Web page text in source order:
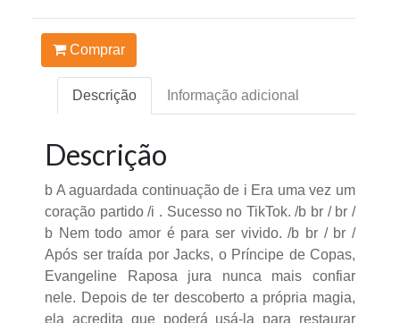
Comprar
Descrição Informação adicional
Descrição
b A aguardada continuação de i Era uma vez um
coração partido /i . Sucesso no TikTok. /b br / br /
b Nem todo amor é para ser vivido. /b br / br /
Após ser traída por Jacks, o Príncipe de Copas,
Evangeline Raposa jura nunca mais confiar
nele. Depois de ter descoberto a própria magia,
ela acredita que poderá usá-la para restaurar